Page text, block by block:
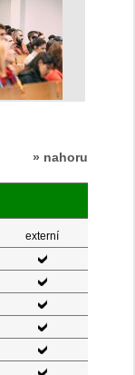
» nahoru
externí